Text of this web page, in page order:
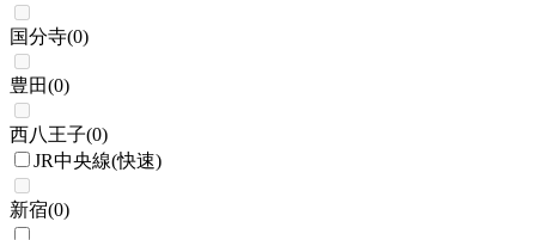
国分寺(0)
豊田(0)
西八王子(0)
JR中央線(快速)
新宿(0)